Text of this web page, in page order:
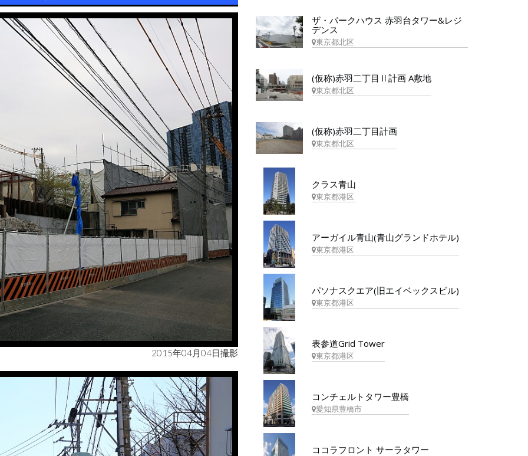
2015年04月04日撮影
ザ・パークハウス 赤羽台タワー&レジ
デンス
東京都北区
(仮称)赤羽二丁目Ⅱ計画 A敷地
東京都北区
(仮称)赤羽二丁目計画
東京都北区
クラス青山
東京都港区
アーガイル青山(青山グランドホテル)
東京都港区
パソナスクエア(旧エイベックスビル)
東京都港区
表参道Grid Tower
東京都港区
コンチェルトタワー豊橋
愛知県豊橋市
ココラフロント サーラタワー